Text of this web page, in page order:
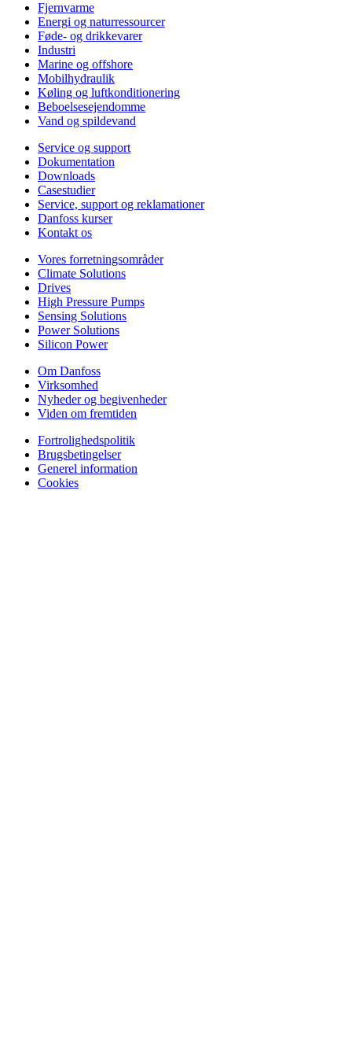
Fjernvarme
Energi og naturressourcer
Føde- og drikkevarer
Industri
Marine og offshore
Mobilhydraulik
Køling og luftkonditionering
Beboelsesejendomme
Vand og spildevand
Service og support
Dokumentation
Downloads
Casestudier
Service, support og reklamationer
Danfoss kurser
Kontakt os
Vores forretningsområder
Climate Solutions
Drives
High Pressure Pumps
Sensing Solutions
Power Solutions
Silicon Power
Om Danfoss
Virksomhed
Nyheder og begivenheder
Viden om fremtiden
Fortrolighedspolitik
Brugsbetingelser
Generel information
Cookies